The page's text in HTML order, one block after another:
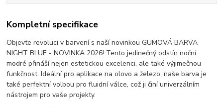
Kompletní specifikace
Objevte revoluci v barvení s naší novinkou GUMOVÁ BARVA
NIGHT BLUE - NOVINKA 2026! Tento jedinečný odstín noční
modré přináší nejen estetickou excelenci, ale také výjimečnou
funkčnost. Ideální pro aplikace na olovo a železo, naše barva je
také perfektní volbou pro fluidní válce, což ji činí univerzálním
nástrojem pro vaše projekty.